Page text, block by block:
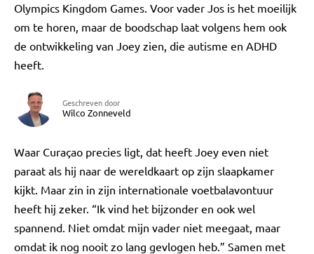
Olympics Kingdom Games. Voor vader Jos is het moeilijk
om te horen, maar de boodschap laat volgens hem ook
de ontwikkeling van Joey zien, die autisme en ADHD
heeft.
Geschreven door
Wilco Zonneveld
Waar Curaçao precies ligt, dat heeft Joey even niet
paraat als hij naar de wereldkaart op zijn slaapkamer
kijkt. Maar zin in zijn internationale voetbalavontuur
heeft hij zeker. “Ik vind het bijzonder en ook wel
spannend. Niet omdat mijn vader niet meegaat, maar
omdat ik nog nooit zo lang gevlogen heb.” Samen met